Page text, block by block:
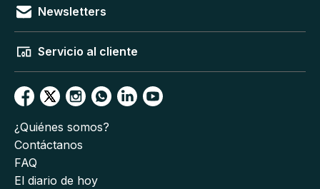
Newsletters
Servicio al cliente
¿Quiénes somos?
Contáctanos
FAQ
El diario de hoy